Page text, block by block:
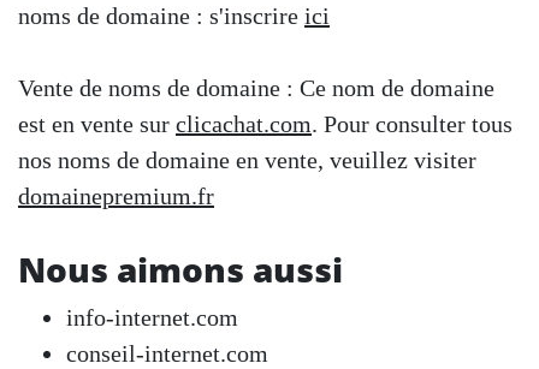
noms de domaine : s'inscrire ici
Vente de noms de domaine : Ce nom de domaine
est en vente sur clicachat.com. Pour consulter tous
nos noms de domaine en vente, veuillez visiter
domainepremium.fr
Nous aimons aussi
info-internet.com
conseil-internet.com